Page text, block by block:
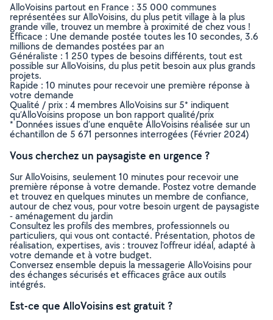
AlloVoisins partout en France : 35 000 communes
représentées sur AlloVoisins, du plus petit village à la plus
grande ville, trouvez un membre à proximité de chez vous !
Efficace : Une demande postée toutes les 10 secondes, 3.6
millions de demandes postées par an
Généraliste : 1 250 types de besoins différents, tout est
possible sur AlloVoisins, du plus petit besoin aux plus grands
projets.
Rapide : 10 minutes pour recevoir une première réponse à
votre demande
Qualité / prix : 4 membres AlloVoisins sur 5* indiquent
qu’AlloVoisins propose un bon rapport qualité/prix
* Données issues d’une enquête AlloVoisins réalisée sur un
échantillon de 5 671 personnes interrogées (Février 2024)
Vous cherchez un paysagiste en urgence ?
Sur AlloVoisins, seulement 10 minutes pour recevoir une
première réponse à votre demande. Postez votre demande
et trouvez en quelques minutes un membre de confiance,
autour de chez vous, pour votre besoin urgent de paysagiste
- aménagement du jardin
Consultez les profils des membres, professionnels ou
particuliers, qui vous ont contacté. Présentation, photos de
réalisation, expertises, avis : trouvez l'offreur idéal, adapté à
votre demande et à votre budget.
Conversez ensemble depuis la messagerie AlloVoisins pour
des échanges sécurisés et efficaces grâce aux outils
intégrés.
Est-ce que AlloVoisins est gratuit ?